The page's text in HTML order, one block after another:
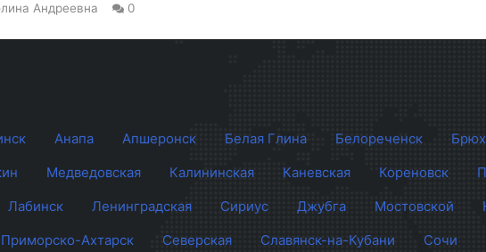
Андреевна 0
Анапа Апшеронск Белая Глина Белореченск
Медведовская Калининская Каневская Кореновск
Лабинск Ленинградская Сириус Джубга Мостовской
Приморско-Ахтарск Северская Славянск-на-Кубани Сочи